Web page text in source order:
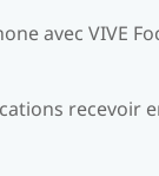
avec VIVE
recevoir